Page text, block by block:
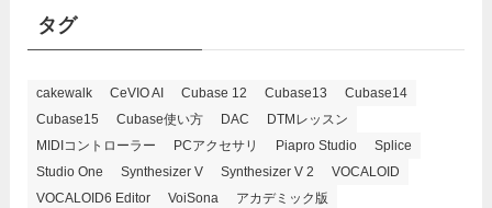
タグ
cakewalk CeVIO AI Cubase 12 Cubase13
Cubase14
Cubase15
Cubase使い方 DAC
DTMレッスン
MIDIコントローラー
PCアクセサリ Piapro Studio
Splice
Studio One
Synthesizer V Synthesizer V 2
VOCALOID
VOCALOID6 Editor
VoiSona
アカデミック版